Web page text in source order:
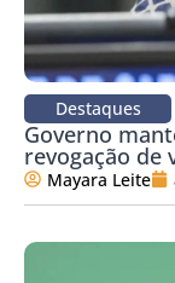
Destaques
Governo
revogação de
Mayara Leite